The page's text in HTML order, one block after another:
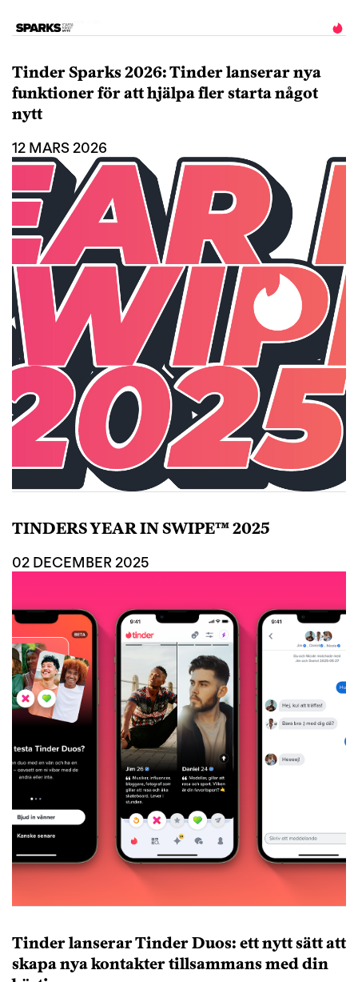
Tinder Sparks 2026: Tinder lanserar nya
funktioner för att hjälpa fler starta något
nytt
12 MARS 2026
TINDERS YEAR IN SWIPE™ 2025
02 DECEMBER 2025
Tinder lanserar Tinder Duos: ett nytt sätt att
skapa nya kontakter tillsammans med din